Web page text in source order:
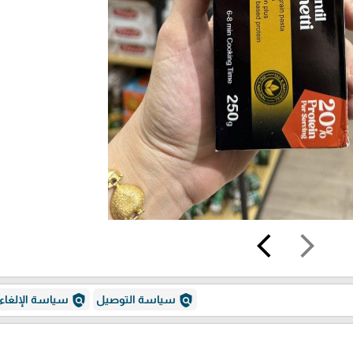
arrow_forward_ios
arrow_back_ios
policy سياسة التوصيل policy سياسة الإلغاء